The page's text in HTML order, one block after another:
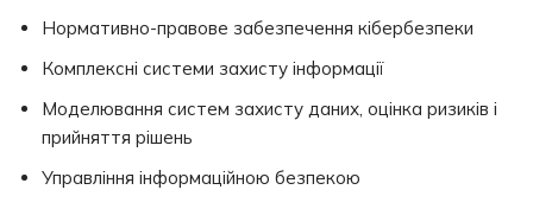
Нормативно-правове забезпечення кібербезпеки
Комплексні системи захисту інформації
Моделювання систем захисту даних, оцінка ризиків і
прийняття рішень
Управління інформаційною безпекою